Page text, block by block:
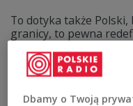
To dotyka także
granicy, to pewna
Bartosz Kownacki,
polityczne mijającego
Zobacz więcej na temat:
Dbamy o Twoją